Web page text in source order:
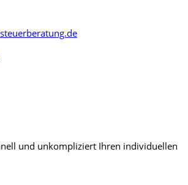
und unkompliziert Ihren individuellen